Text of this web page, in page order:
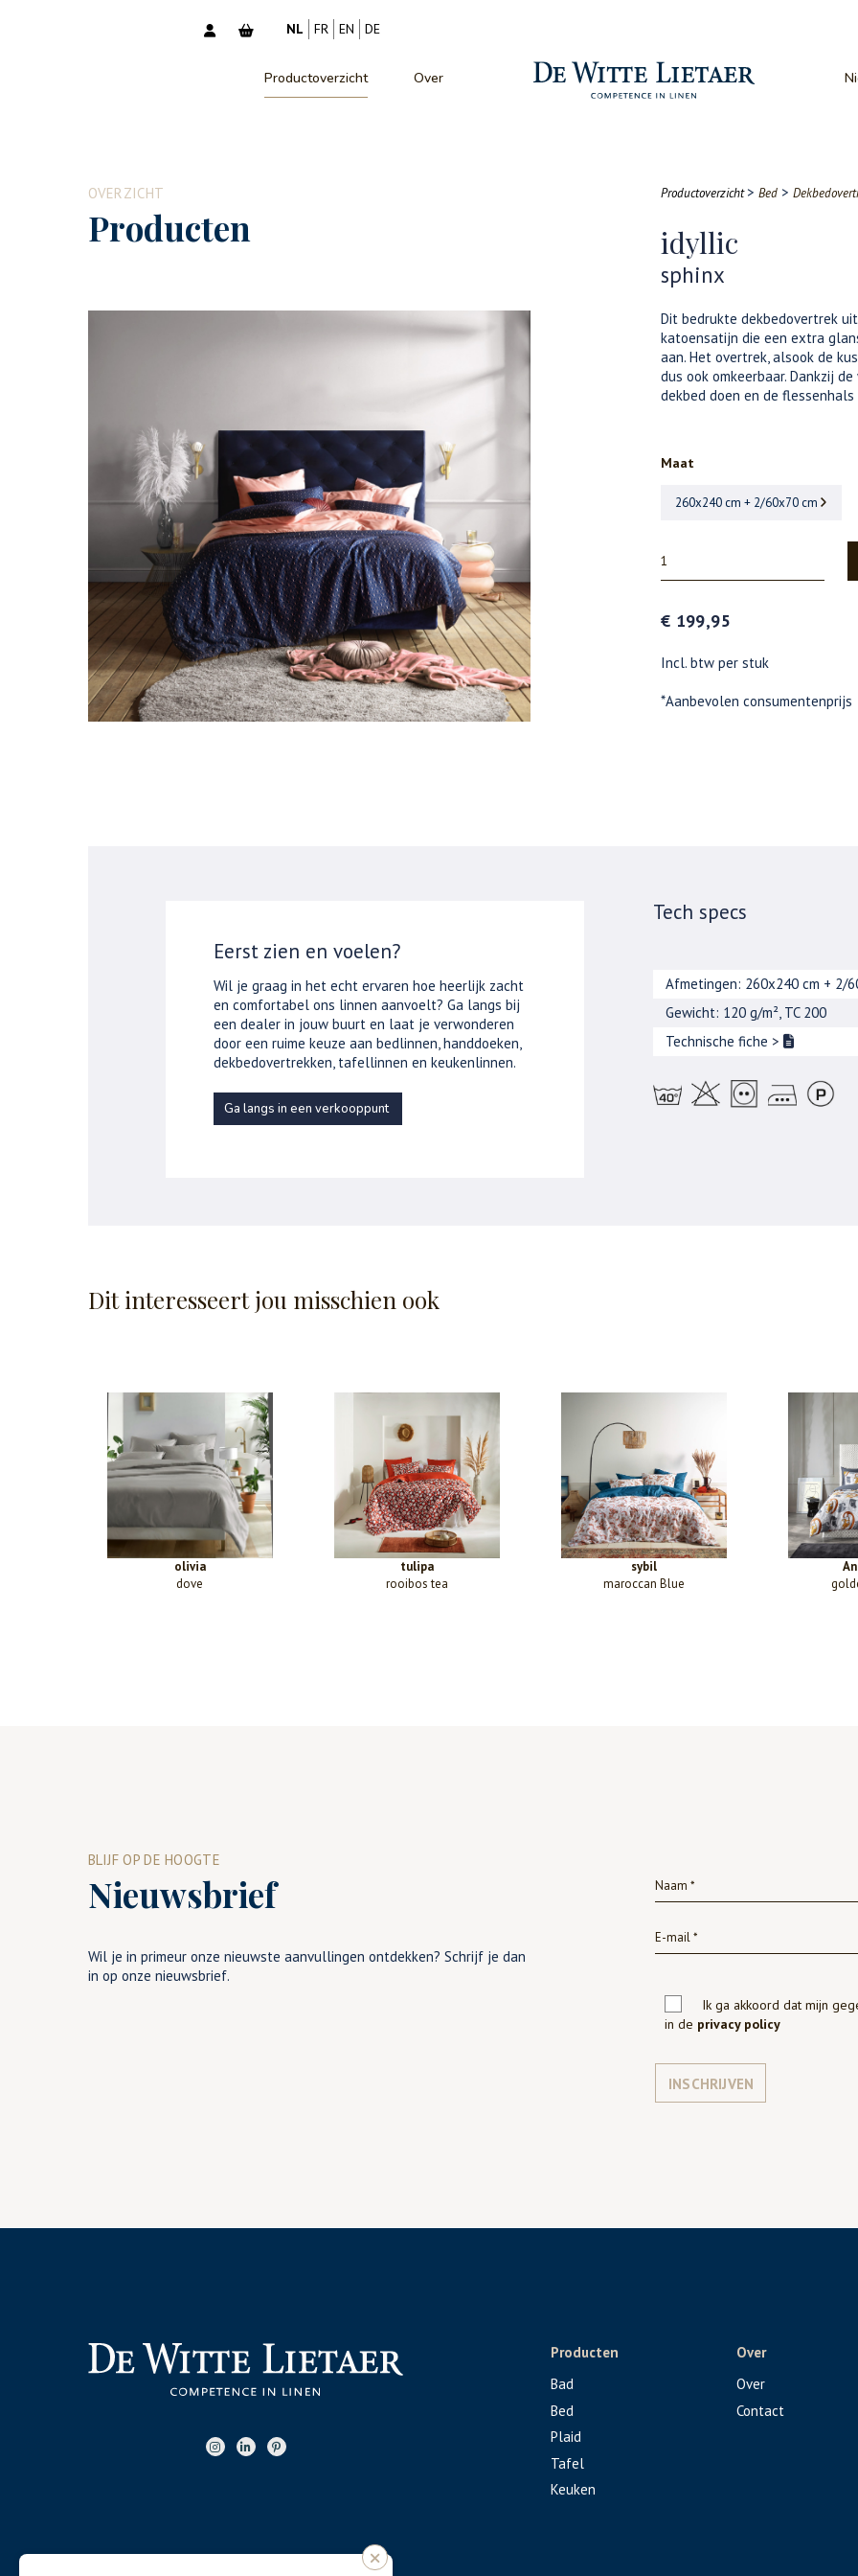
NL FR EN DE
Productoverzicht Over
OVERZICHT
Producten
Productoverzicht > Bed >
idyllic
sphinx
Dit bedrukte dekbedovertrek
katoensatijn die een extra
aan. Het overtrek, alsook de
dus ook omkeerbaar. Dankzij
dekbed doen en de flessenhals
Maat
260x240 cm + 2/60x70 cm
€ 199,95
Incl. btw per stuk
*Aanbevolen consumentenprijs
Eerst zien en voelen?
Wil je graag in het echt ervaren hoe heerlijk zacht
en comfortabel ons linnen aanvoelt? Ga langs bij
een dealer in jouw buurt en laat je verwonderen
door een ruime keuze aan bedlinnen, handdoeken,
dekbedovertrekken, tafellinnen en keukenlinnen.
Ga langs in een verkooppunt
Tech specs
Afmetingen: 260x240 cm + 2/
Gewicht: 120 g/m², TC 200
Technische fiche >
Dit interesseert jou misschien ook
olivia
dove
tulipa
rooibos tea
sybil
maroccan Blue
BLIJF OP DE HOOGTE
Nieuwsbrief
Wil je in primeur onze nieuwste aanvullingen ontdekken? Schrijf je dan
in op onze nieuwsbrief.
Ik ga akkoord dat mijn
in de privacy policy
INSCHRIJVEN
Producten
Bad
Bed
Plaid
Tafel
Keuken
Over
Over
Contact